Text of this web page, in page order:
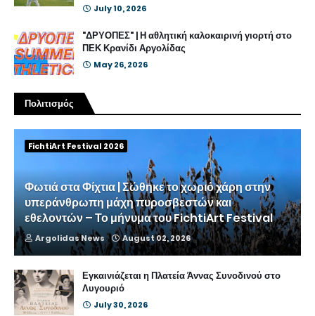
July 10, 2026
"ΔΡΥΟΠΕΣ" | Η αθλητική καλοκαιρινή γιορτή στο
ΠΕΚ Κρανίδι Αργολίδας
May 26, 2026
Πολιτισμός
FichtiArt Festival 2026
Φωτιά στα Φίχτια | Σώθηκε το χωριό χάρη στην
υπεράνθρωπη μάχη πυροσβεστών και
εθελοντών – Το μήνυμα του FichtiArt Festival
Argolidas News August 02, 2026
Εγκαινιάζεται η Πλατεία Άννας Συνοδινού στο
Λυγουριό
July 30, 2026